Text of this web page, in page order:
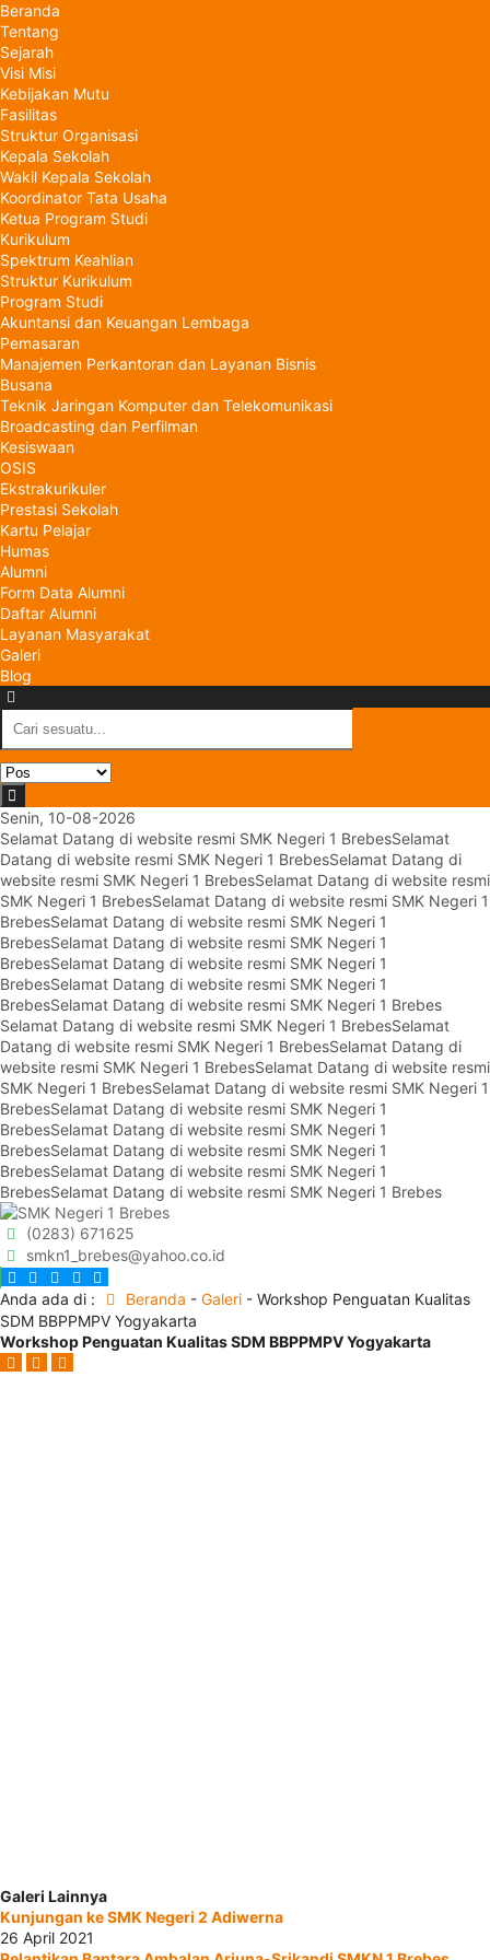
Beranda
Tentang
Sejarah
Visi Misi
Kebijakan Mutu
Fasilitas
Struktur Organisasi
Kepala Sekolah
Wakil Kepala Sekolah
Koordinator Tata Usaha
Ketua Program Studi
Kurikulum
Spektrum Keahlian
Struktur Kurikulum
Program Studi
Akuntansi dan Keuangan Lembaga
Pemasaran
Manajemen Perkantoran dan Layanan Bisnis
Busana
Teknik Jaringan Komputer dan Telekomunikasi
Broadcasting dan Perfilman
Kesiswaan
OSIS
Ekstrakurikuler
Prestasi Sekolah
Kartu Pelajar
Humas
Alumni
Form Data Alumni
Daftar Alumni
Layanan Masyarakat
Galeri
Blog
Senin, 10-08-2026
Selamat Datang di website resmi SMK Negeri 1 BrebesSelamat
Datang di website resmi SMK Negeri 1 BrebesSelamat Datang di
website resmi SMK Negeri 1 BrebesSelamat Datang di website resmi
SMK Negeri 1 BrebesSelamat Datang di website resmi SMK Negeri 1
BrebesSelamat Datang di website resmi SMK Negeri 1
BrebesSelamat Datang di website resmi SMK Negeri 1
BrebesSelamat Datang di website resmi SMK Negeri 1
BrebesSelamat Datang di website resmi SMK Negeri 1
BrebesSelamat Datang di website resmi SMK Negeri 1 Brebes
Selamat Datang di website resmi SMK Negeri 1 BrebesSelamat
Datang di website resmi SMK Negeri 1 BrebesSelamat Datang di
website resmi SMK Negeri 1 BrebesSelamat Datang di website resmi
SMK Negeri 1 BrebesSelamat Datang di website resmi SMK Negeri 1
BrebesSelamat Datang di website resmi SMK Negeri 1
BrebesSelamat Datang di website resmi SMK Negeri 1
BrebesSelamat Datang di website resmi SMK Negeri 1
BrebesSelamat Datang di website resmi SMK Negeri 1
BrebesSelamat Datang di website resmi SMK Negeri 1 Brebes
(0283) 671625
smkn1_brebes@yahoo.co.id
Anda ada di : Beranda - Galeri- Workshop Penguatan Kualitas
SDM BBPPMPV Yogyakarta
Workshop Penguatan Kualitas SDM BBPPMPV Yogyakarta
Galeri Lainnya
Kunjungan ke SMK Negeri 2 Adiwerna
26 April 2021